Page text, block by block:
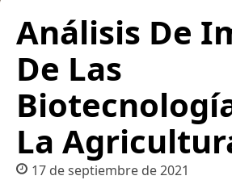
Análisis De
De Las
La
17 de septiembre de 2021